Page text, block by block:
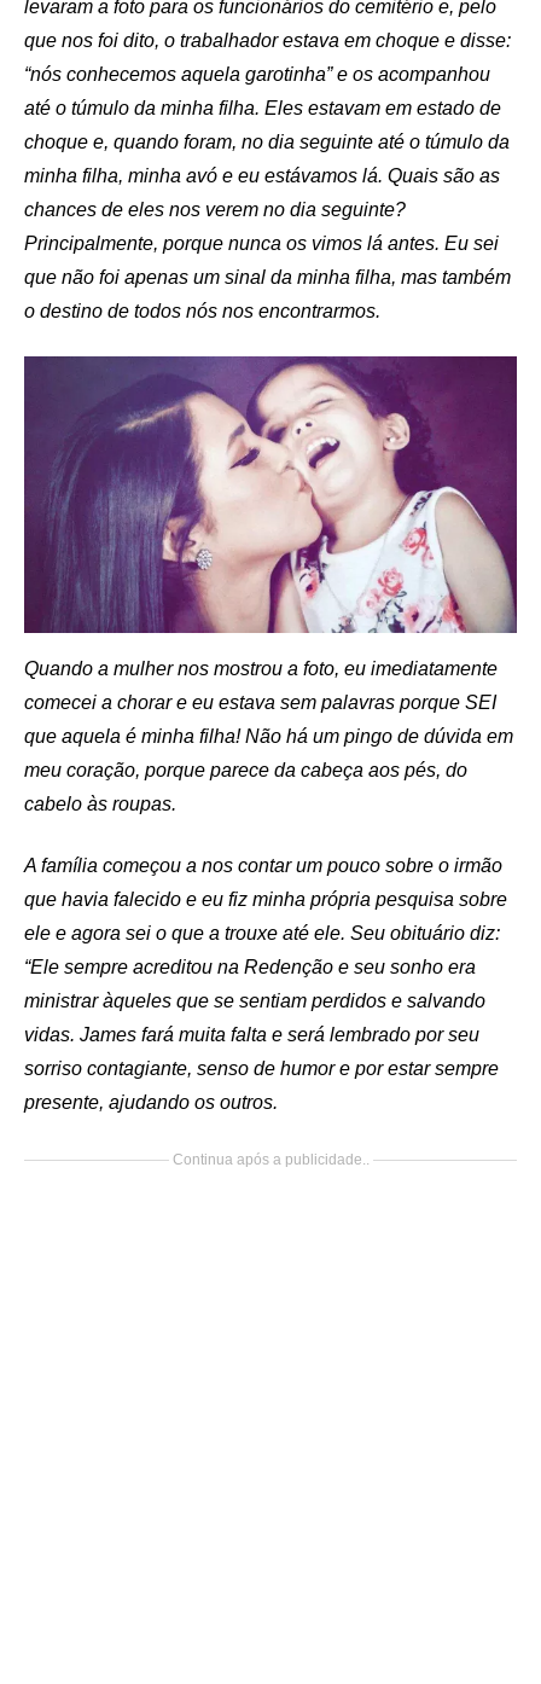
levaram a foto para os funcionários do cemitério e, pelo
que nos foi dito, o trabalhador estava em choque e disse:
“nós conhecemos aquela garotinha” e os acompanhou
até o túmulo da minha filha. Eles estavam em estado de
choque e, quando foram, no dia seguinte até o túmulo da
minha filha, minha avó e eu estávamos lá. Quais são as
chances de eles nos verem no dia seguinte?
Principalmente, porque nunca os vimos lá antes. Eu sei
que não foi apenas um sinal da minha filha, mas também
o destino de todos nós nos encontrarmos.
Quando a mulher nos mostrou a foto, eu imediatamente
comecei a chorar e eu estava sem palavras porque SEI
que aquela é minha filha! Não há um pingo de dúvida em
meu coração, porque parece da cabeça aos pés, do
cabelo às roupas.
A família começou a nos contar um pouco sobre o irmão
que havia falecido e eu fiz minha própria pesquisa sobre
ele e agora sei o que a trouxe até ele. Seu obituário diz:
“Ele sempre acreditou na Redenção e seu sonho era
ministrar àqueles que se sentiam perdidos e salvando
vidas. James fará muita falta e será lembrado por seu
sorriso contagiante, senso de humor e por estar sempre
presente, ajudando os outros.
Continua após a publicidade..